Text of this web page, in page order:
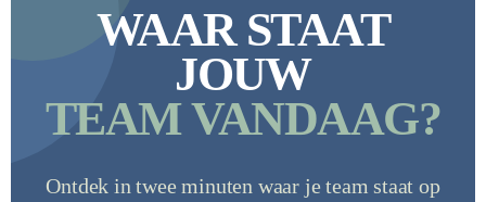
WAAR STAAT
JOUW
TEAM VANDAAG?
Ontdek in twee minuten waar je team staat op